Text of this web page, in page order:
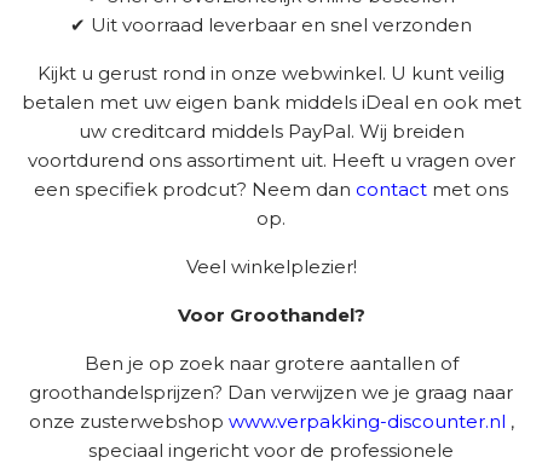
✔ Uit voorraad leverbaar en snel verzonden
Kijkt u gerust rond in onze webwinkel. U kunt veilig
betalen met uw eigen bank middels iDeal en ook met
uw creditcard middels PayPal. Wij breiden
voortdurend ons assortiment uit. Heeft u vragen over
een specifiek prodcut? Neem dan contact met ons
op.
Veel winkelplezier!
Voor Groothandel?
Ben je op zoek naar grotere aantallen of
groothandelsprijzen? Dan verwijzen we je graag naar
onze zusterwebshop www.verpakking-discounter.nl ,
speciaal ingericht voor de professionele